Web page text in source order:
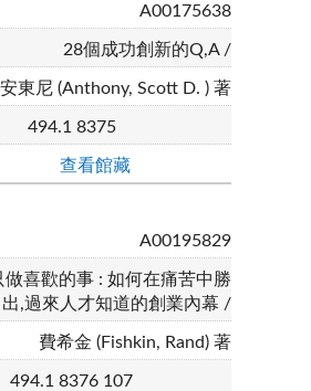
A00175638
28個成功創新的Q,A /
安東尼 (Anthony, Scott D. ) 著
494.1 8375
查看館藏
A00195829
喜歡的事 : 如何在痛苦中勝
出,過來人才知道的創業內幕 /
費希金 (Fishkin, Rand) 著
494.1 8376 107